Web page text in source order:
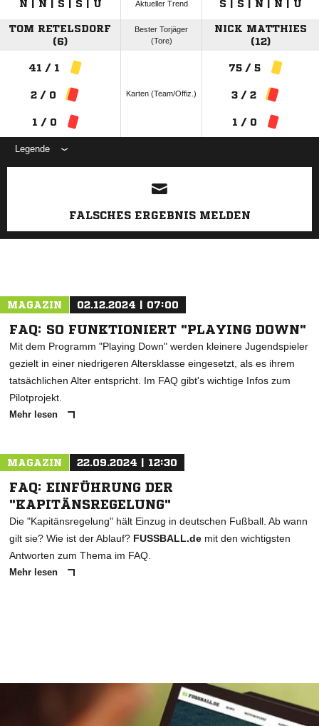
N | N | S | S | U Aktueller Trend S | S | N | N | U
TOM RETELSDORF
(6)
Bester Torjäger
(Tore)
NICK MATTHIES
(12)
41 / 1
2 / 0
1 / 0
Karten (Team/Offiz.)
75 / 5
3 / 2
1 / 0
Legende
ANZEIGE
FALSCHES ERGEBNIS MELDEN
MAGAZIN 02.12.2024 | 07:00
FAQ: SO FUNKTIONIERT "PLAYING DOWN"
Mit dem Programm "Playing Down" werden kleinere Jugendspieler
gezielt in einer niedrigeren Altersklasse eingesetzt, als es ihrem
tatsächlichen Alter entspricht. Im FAQ gibt's wichtige Infos zum
Pilotprojekt.
Mehr lesen
MAGAZIN 22.09.2024 | 12:30
FAQ: EINFÜHRUNG DER
"KAPITÄNSREGELUNG"
Die "Kapitänsregelung" hält Einzug in deutschen Fußball. Ab wann
gilt sie? Wie ist der Ablauf? FUSSBALL.de mit den wichtigsten
Antworten zum Thema im FAQ.
Mehr lesen